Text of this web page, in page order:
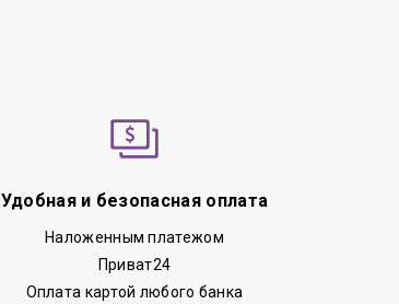
Удобная и безопасная оплата
Наложенным платежом
Приват24
Оплата картой любого банка